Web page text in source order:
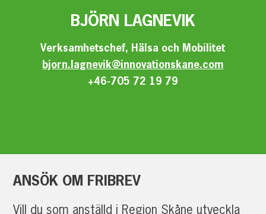
BJÖRN LAGNEVIK
Verksamhetschef, Hälsa och Mobilitet
bjorn.lagnevik@innovationskane.com
+46-705 72 19 79
ANSÖK OM FRIBREV
Vill du som anställd i Region Skåne utveckla